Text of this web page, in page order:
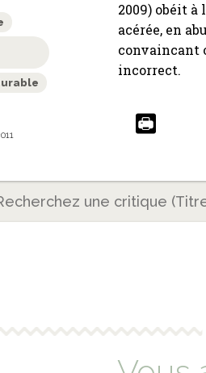
2009) obéit
acérée, en
convaincant
incorrect.